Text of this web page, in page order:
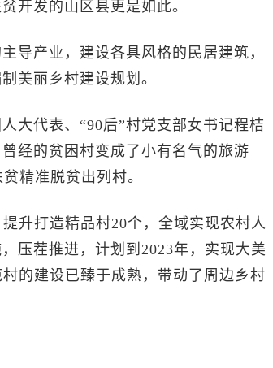
开发的山区县更是如此。
产业，建设各具风格的民居建筑，
美丽乡村建设规划。
代表、“90后”村党支部女书记程桔
经的贫困村变成了小有名气的旅游
精准脱贫出列村。
升打造精品村20个，全域实现农村人
压茬推进，计划到2023年，实现大美
的建设已臻于成熟，带动了周边乡村